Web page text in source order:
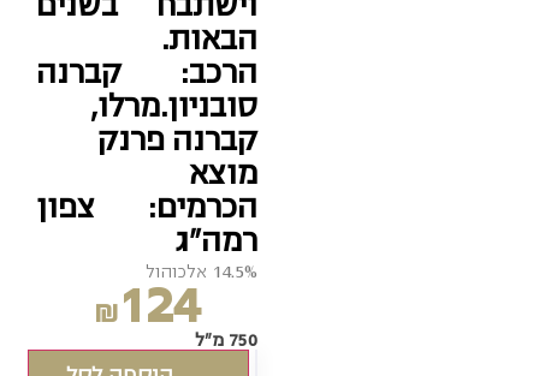
הבאות.
הרכב:קברנה
סובניון.מרלו,
קברנה פרנק
מוצא
הכרמים:צפון
רמה"ג
14.5% אלכוהול
₪124
750 מ"ל